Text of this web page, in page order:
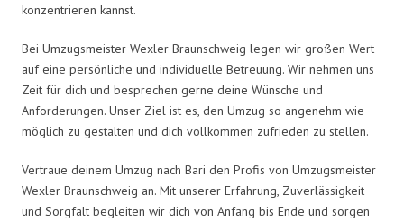
konzentrieren kannst.
Bei Umzugsmeister Wexler Braunschweig legen wir großen Wert
auf eine persönliche und individuelle Betreuung. Wir nehmen uns
Zeit für dich und besprechen gerne deine Wünsche und
Anforderungen. Unser Ziel ist es, den Umzug so angenehm wie
möglich zu gestalten und dich vollkommen zufrieden zu stellen.
Vertraue deinem Umzug nach Bari den Profis von Umzugsmeister
Wexler Braunschweig an. Mit unserer Erfahrung, Zuverlässigkeit
und Sorgfalt begleiten wir dich von Anfang bis Ende und sorgen